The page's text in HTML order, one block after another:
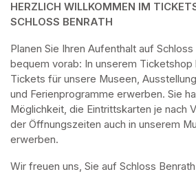
HERZLICH WILLKOMMEN IM
SCHLOSS BENRATH
Planen Sie Ihren Aufenthalt auf
bequem vorab: In unserem Ticketshop
Tickets für unsere Museen,
und Ferienprogramme erwerben. Sie
Möglichkeit, die Eintrittskarten je nach
der Öffnungszeiten auch in unserem
erwerben.
Wir freuen uns, Sie auf Schloss